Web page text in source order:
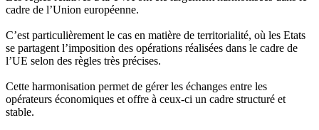
cadre de l’Union européenne.
C’est particulièrement le cas en matière de territorialité, où les Etats
se partagent l’imposition des opérations réalisées dans le cadre de
l’UE selon des règles très précises.
Cette harmonisation permet de gérer les échanges entre les
opérateurs économiques et offre à ceux-ci un cadre structuré et
stable.